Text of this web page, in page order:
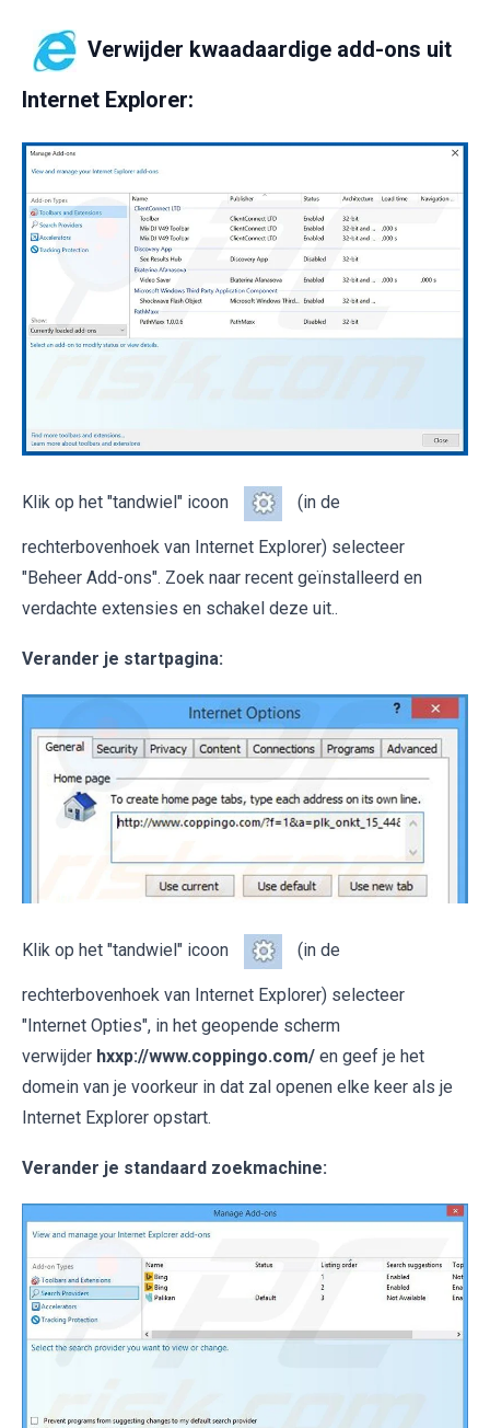
Verwijder kwaadaardige add-ons uit
Internet Explorer:
Klik op het "tandwiel" icoon (in de
rechterbovenhoek van Internet Explorer) selecteer
"Beheer Add-ons". Zoek naar recent geïnstalleerd en
verdachte extensies en schakel deze uit..
Verander je startpagina:
Klik op het "tandwiel" icoon (in de
rechterbovenhoek van Internet Explorer) selecteer
"Internet Opties", in het geopende scherm
verwijder hxxp://www.coppingo.com/ en geef je het
domein van je voorkeur in dat zal openen elke keer als je
Internet Explorer opstart.
Verander je standaard zoekmachine: